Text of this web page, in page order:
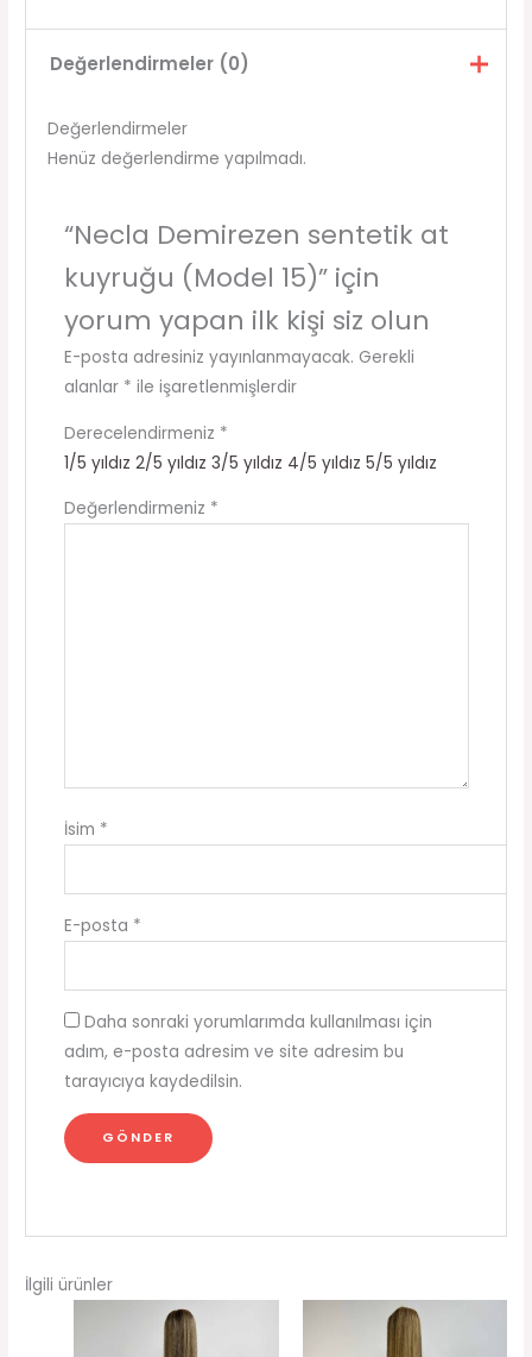
Değerlendirmeler (0)
Değerlendirmeler
Henüz değerlendirme yapılmadı.
“Necla Demirezen sentetik at
kuyruğu (Model 15)” için
yorum yapan ilk kişi siz olun
E-posta adresiniz yayınlanmayacak. Gerekli
alanlar * ile işaretlenmişlerdir
Derecelendirmeniz *
1/5 yıldız 2/5 yıldız 3/5 yıldız 4/5 yıldız 5/5 yıldız
Değerlendirmeniz *
İsim *
E-posta *
Daha sonraki yorumlarımda kullanılması için
adım, e-posta adresim ve site adresim bu
tarayıcıya kaydedilsin.
İlgili ürünler
Orijinal
fiyat:
₺2,500.00.
Orijinal
fiyat:
₺2,500.00.